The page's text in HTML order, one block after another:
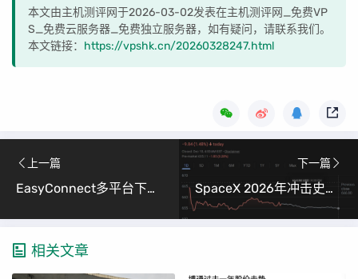
本文由主机测评网于2026-03-02发表在主机测评网_免费VP
S_免费云服务器_免费独立服务器，如有疑问，请联系我们。
本文链接： https://vpshk.cn/20260328247.html
上一篇
EasyConnect多平台下载与使用教程 （附安装包｜Windows/Linux/安卓/MAC全覆盖，小白也能轻松上手）
下一篇
SpaceX 2026年冲击史上最大IPO，估值1.5万亿，太空数据中心成新故事
相关文章